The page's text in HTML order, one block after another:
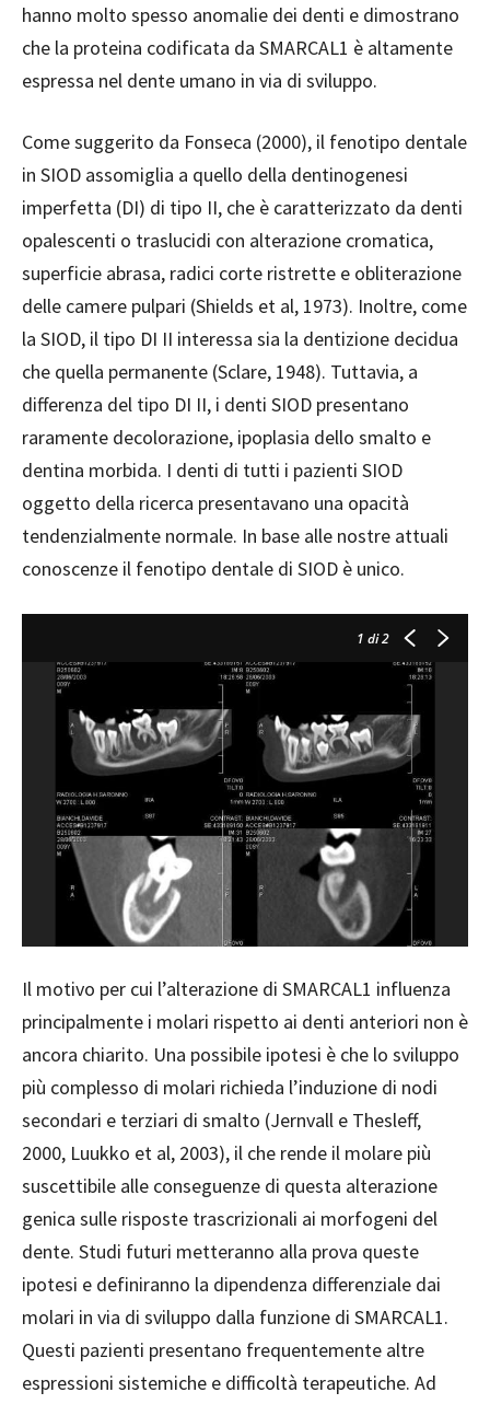
hanno molto spesso anomalie dei denti e dimostrano
che la proteina codificata da SMARCAL1 è altamente
espressa nel dente umano in via di sviluppo.
Come suggerito da Fonseca (2000), il fenotipo dentale
in SIOD assomiglia a quello della dentinogenesi
imperfetta (DI) di tipo II, che è caratterizzato da denti
opalescenti o traslucidi con alterazione cromatica,
superficie abrasa, radici corte ristrette e obliterazione
delle camere pulpari (Shields et al, 1973). Inoltre, come
la SIOD, il tipo DI II interessa sia la dentizione decidua
che quella permanente (Sclare, 1948). Tuttavia, a
differenza del tipo DI II, i denti SIOD presentano
raramente decolorazione, ipoplasia dello smalto e
dentina morbida. I denti di tutti i pazienti SIOD
oggetto della ricerca presentavano una opacità
tendenzialmente normale. In base alle nostre attuali
conoscenze il fenotipo dentale di SIOD è unico.
1 di 2
Il motivo per cui l’alterazione di SMARCAL1 influenza
principalmente i molari rispetto ai denti anteriori non è
ancora chiarito. Una possibile ipotesi è che lo sviluppo
più complesso di molari richieda l’induzione di nodi
secondari e terziari di smalto (Jernvall e Thesleff,
2000, Luukko et al, 2003), il che rende il molare più
suscettibile alle conseguenze di questa alterazione
genica sulle risposte trascrizionali ai morfogeni del
dente. Studi futuri metteranno alla prova queste
ipotesi e definiranno la dipendenza differenziale dai
molari in via di sviluppo dalla funzione di SMARCAL1.
Questi pazienti presentano frequentemente altre
espressioni sistemiche e difficoltà terapeutiche. Ad